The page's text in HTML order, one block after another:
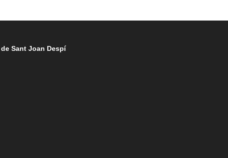
Sant Joan Despí